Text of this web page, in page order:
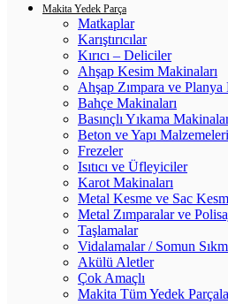
Makita Yedek Parça
Matkaplar
Karıştırıcılar
Kırıcı – Deliciler
Ahşap Kesim Makinaları
Ahşap Zımpara ve Planya
Bahçe Makinaları
Basınçlı Yıkama
Beton ve Yapı
Frezeler
Isıtıcı ve Üfleyiciler
Karot Makinaları
Metal Kesme ve Sac
Metal Zımparalar ve
Taşlamalar
Vidalamalar / Somun
Akülü Aletler
Çok Amaçlı
Makita Tüm Yedek